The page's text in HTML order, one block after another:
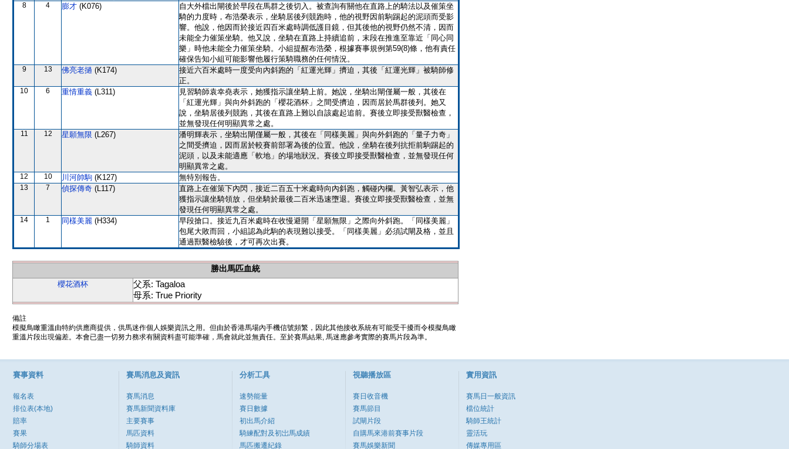
8 4 膨才 (K076)
自大外檔出閘後於早段在馬群之後切入。被查詢有關他在直路上的騎法以及催策坐
騎的力度時，布浩榮表示，坐騎居後列競跑時，他的視野因前駒踢起的泥頭而受影
響。他說，他因而於接近四百米處時調低護目鏡，但其後他的視野仍然不清，因而
未能全力催策坐騎。他又說，坐騎在直路上持續追前，末段在推進至靠近「同心同
樂」時他未能全力催策坐騎。小組提醒布浩榮，根據賽事規例第59(8)條，他有責任
確保告知小組可能影響他履行策騎職務的任何情況。
9 13 佛亮老撾 (K174)
接近六百米處時一度受向內斜跑的「紅運光輝」擠迫，其後「紅運光輝」被騎師修
正。
10 6 重情重義 (L311)
見習騎師袁幸堯表示，她獲指示讓坐騎上前。她說，坐騎出閘僅屬一般，其後在
「紅運光輝」與向外斜跑的「櫻花酒杯」之間受擠迫，因而居於馬群後列。她又
說，坐騎居後列競跑，其後在直路上難以自該處起追前。賽後立即接受獸醫檢查，
並無發現任何明顯異常之處。
11 12 星願無限 (L267)
潘明輝表示，坐騎出閘僅屬一般，其後在「同樣美麗」與向外斜跑的「量子力奇」
之間受擠迫，因而居於較賽前部署為後的位置。他說，坐騎在後列抗拒前駒踢起的
泥頭，以及未能適應「軟地」的場地狀況。賽後立即接受獸醫檢查，並無發現任何
明顯異常之處。
12 10 川河帥駒 (K127) 無特別報告。
13 7 偵探傳奇 (L117)
直路上在催策下內閃，接近二百五十米處時向內斜跑，觸碰內欄。黃智弘表示，他
獲指示讓坐騎領放，但坐騎於最後二百米迅速墮退。賽後立即接受獸醫檢查，並無
發現任何明顯異常之處。
14 1 同樣美麗 (H334)
早段搶口。接近九百米處時在收慢避開「星願無限」之際向外斜跑。「同樣美麗」
包尾大敗而回，小組認為此駒的表現難以接受。「同樣美麗」必須試閘及格，並且
通過獸醫檢驗後，才可再次出賽。
勝出馬匹血統
櫻花酒杯
父系: Tagaloa
母系: True Priority
備註
模擬鳥瞰重溫由特約供應商提供，供馬迷作個人娛樂資訊之用。但由於香港馬場內手機信號頻繁，因此其他接收系統有可能受干擾而令模擬鳥瞰
重溫片段出現偏差。本會已盡一切努力務求有關資料盡可能準確，馬會就此並無責任。至於賽馬結果, 馬迷應參考實際的賽馬片段為準。
賽事資料
報名表
排位表(本地)
賠率
賽果
騎師分場表
賽馬消息及資訊
賽馬消息
賽馬新聞資料庫
主要賽事
馬匹資料
騎師資料
分析工具
速勢能量
賽日數據
初出馬介紹
騎練配對及初岀馬成績
馬匹搬遷紀錄
視聽播放區
賽日收音機
賽馬節目
試閘片段
自購馬來港前賽事片段
賽馬娛樂新聞
實用資訊
賽馬日一般資訊
檔位統計
騎師王統計
靈活玩
傳媒專用區